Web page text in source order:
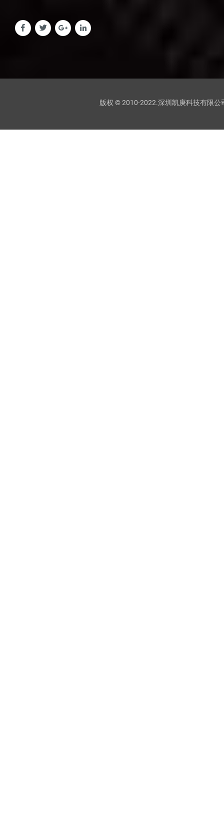
版权 © 2010-2022.深圳凯庚科技有限公